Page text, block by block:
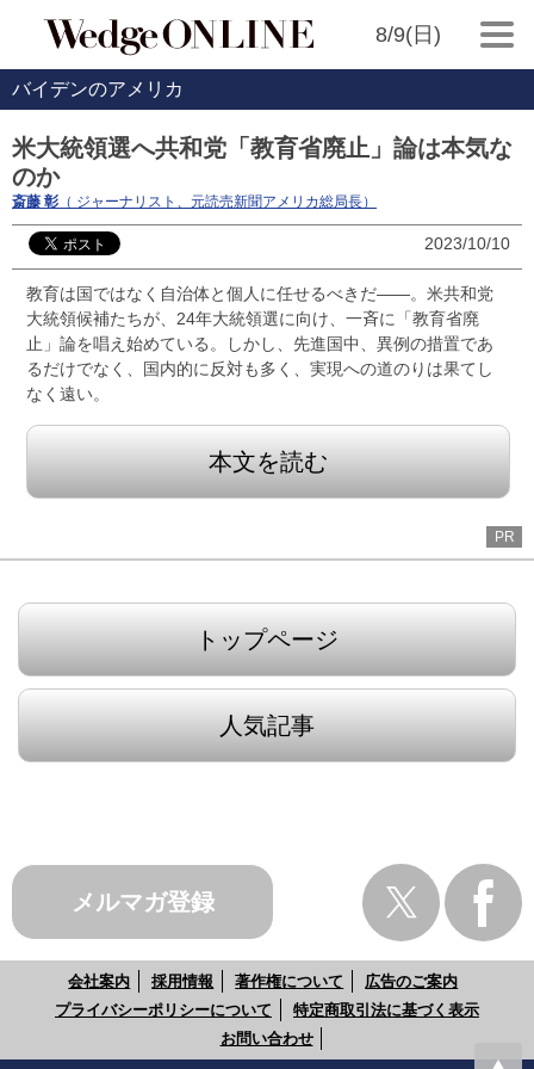
8/9(日)
バイデンのアメリカ
米大統領選へ共和党「教育省廃止」論は本気な
のか
斎藤 彰 （ ジャーナリスト、元読売新聞アメリカ総局長）
2023/10/10
教育は国ではなく自治体と個人に任せるべきだ――。米共和党
大統領候補たちが、24年大統領選に向け、一斉に「教育省廃
止」論を唱え始めている。しかし、先進国中、異例の措置であ
るだけでなく、国内的に反対も多く、実現への道のりは果てし
なく遠い。
本文を読む
PR
トップページ
人気記事
メルマガ登録
会社案内 採用情報 著作権について
広告のご案内
プライバシーポリシーについて
特定商取引法に基づく表示
お問い合わせ